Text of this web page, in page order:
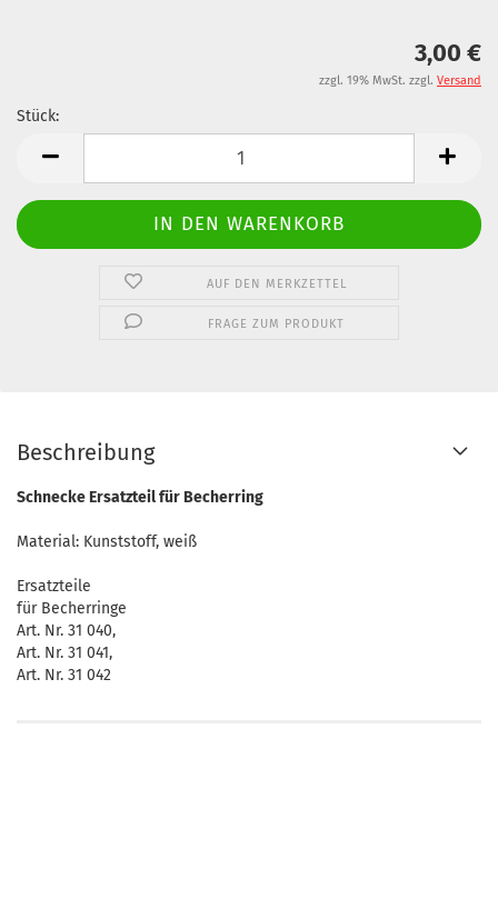
3,00 €
zzgl. 19% MwSt. zzgl. Versand
Stück:
AUF DEN MERKZETTEL
FRAGE ZUM PRODUKT
Beschreibung
Schnecke Ersatzteil für Becherring
Material: Kunststoff, weiß
Ersatzteile
für Becherringe
Art. Nr. 31 040,
Art. Nr. 31 041,
Art. Nr. 31 042